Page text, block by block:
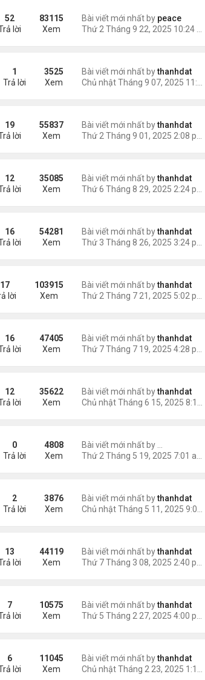
Bài viết mới nhất by peace
52
lời
83115
Xem
Bài viết mới nhất bythanhdat
1
Trả lời
3525
Xem
Bài viết mới nhất bythanhdat
19
lời
55837
Xem
Bài viết mới nhất bythanhdat
12
lời
35085
Xem
Bài viết mới nhất bythanhdat
16
lời
54281
Xem
Bài viết mới nhất bythanhdat
17
lời
103915
Xem
Bài viết mới nhất bythanhdat
16
lời
47405
Xem
Bài viết mới nhất bythanhdat
12
lời
35622
Xem
0
Trả lời
4808
Xem
Bài viết mới nhất bythanhdat
2
Trả lời
3876
Xem
Bài viết mới nhất bythanhdat
13
lời
44119
Xem
Bài viết mới nhất bythanhdat
7
lời
10575
Xem
Bài viết mới nhất bythanhdat
6
lời
11045
Xem